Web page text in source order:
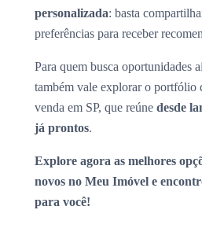
personalizada: basta
preferências para receber
Para quem busca oportunidades
também vale explorar o portfólio
venda em SP, que reúne desde
já prontos.
Explore agora as melhores
novos no Meu Imóvel e
para você!